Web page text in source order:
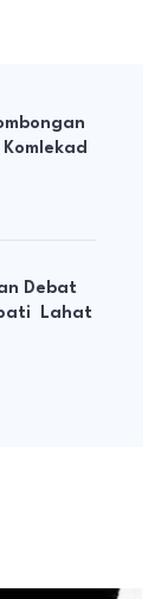
Debat
Lahat